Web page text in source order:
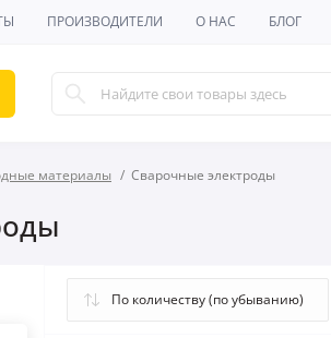
ПРОИЗВОДИТЕЛИ О НАС БЛОГ
материалы Сварочные электроды